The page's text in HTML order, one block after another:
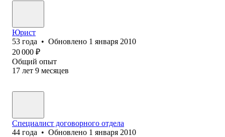
Юрист
53 года • Обновлено 1 января 2010
20 000 ₽
Общий опыт
17 лет 9 месяцев
Специалист договорного отдела
44 года • Обновлено 1 января 2010